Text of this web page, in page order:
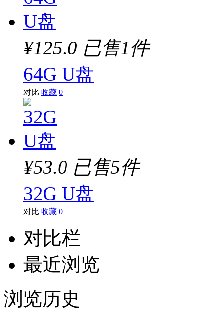
¥125.0 已售1件
64G U盘
对比 收藏 0
¥53.0 已售5件
32G U盘
对比 收藏 0
对比栏
最近浏览
浏览历史